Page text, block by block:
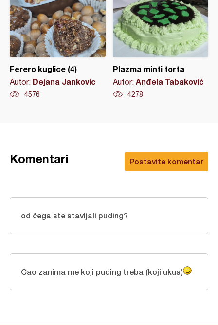
Ferero kuglice (4)
Autor: Dejana Jankovic
4576
Plazma minti torta
Autor: Anđela Tabaković
4278
Postavite komentar
Komentari
od čega ste stavljali puding?
Cao zanima me koji puding treba (koji ukus)